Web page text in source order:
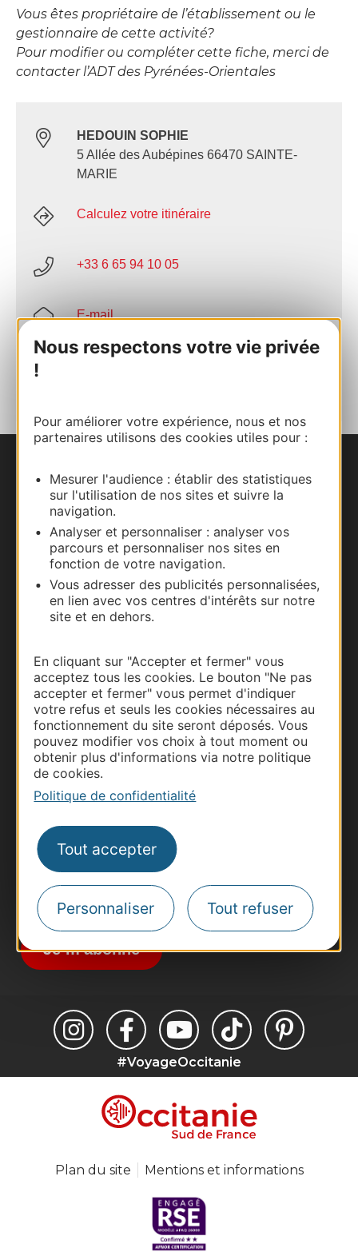
Nous respectons votre vie privée
!
Pour améliorer votre expérience, nous et nos
partenaires utilisons des cookies utiles pour :
Mesurer l'audience : établir des statistiques
sur l'utilisation de nos sites et suivre la
navigation.
Analyser et personnaliser : analyser vos
parcours et personnaliser nos sites en
fonction de votre navigation.
Vous adresser des publicités personnalisées,
en lien avec vos centres d'intérêts sur notre
site et en dehors.
En cliquant sur "Accepter et fermer" vous
acceptez tous les cookies. Le bouton "Ne pas
accepter et fermer" vous permet d'indiquer
votre refus et seuls les cookies nécessaires au
fonctionnement du site seront déposés. Vous
pouvez modifier vos choix à tout moment ou
obtenir plus d'informations via notre politique
de cookies.
Politique de confidentialité
Tout accepter
Personnaliser Tout refuser
Vous êtes propriétaire de l’établissement ou le
gestionnaire de cette activité?
Pour modifier ou compléter cette fiche, merci de
contacter l’ADT des Pyrénées-Orientales
HEDOUIN SOPHIE
5 Allée des Aubépines 66470 SAINTE-
MARIE
Calculez votre itinéraire
+33 6 65 94 10 05
E-mail
Nous contacter
Carte interactive
Documentation
Thermalisme
Business/Mice
Pros d'Occitanie
Voyagistes
Destination Sport
Inscrivez-vous à la lettre d'information
Destination Occitanie pour recevoir des
suggestions de séjours, de visites et de sorties.
Je m'abonne
#VoyageOccitanie
Plan du site Mentions et informations